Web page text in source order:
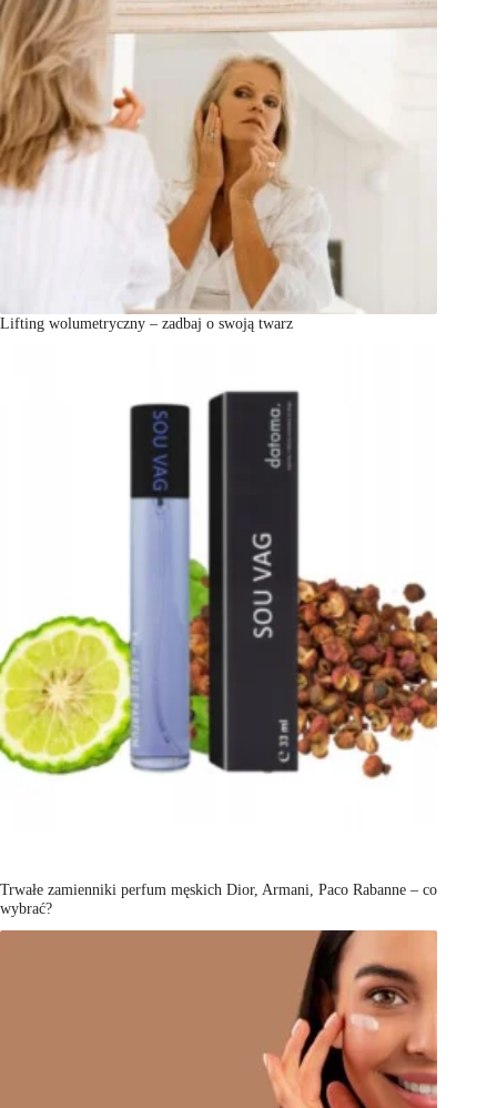
Lifting wolumetryczny – zadbaj o swoją twarz
Trwałe zamienniki perfum męskich Dior, Armani, Paco Rabanne – co
wybrać?